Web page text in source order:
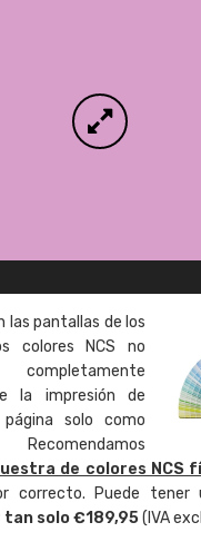
las pantallas de los
colores NCS no
la impresión de
solo como
de colores NCS
correcto. Puede tener
tan solo €189,95(IVA